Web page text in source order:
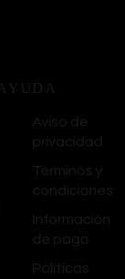
AYUDA
Aviso de
privacidad
Términos y
condiciones
Información
de pago
Políticas